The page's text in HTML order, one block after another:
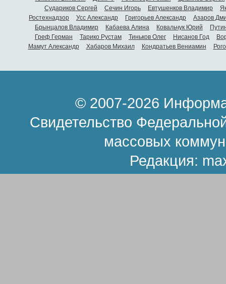
Судариков Сергей
Сечин Игорь Евтушенков Владимир
Ростехнадзор
Усс Александр Григорьев Александр
Азаров
Брынцалов Владимир
Кабаева Алина Ковальчук Юрий
Греф Герман
Тарико Рустам Тиньков Олег Нисанов Год
Мамут Александр
Хабаров Михаил Кондратьев Вениамин
© 2007-2026
Свидетельство
массовых
Редакция: